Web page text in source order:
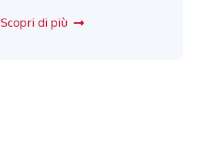
Scopri di più